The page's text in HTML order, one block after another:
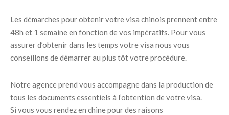
Les démarches pour obtenir votre visa chinois prennent entre
48h et 1 semaine en fonction de vos impératifs. Pour vous
assurer d’obtenir dans les temps votre visa nous vous
conseillons de démarrer au plus tôt votre procédure.
Notre agence prend vous accompagne dans la production de
tous les documents essentiels à l’obtention de votre visa.
Si vous vous rendez en chine pour des raisons